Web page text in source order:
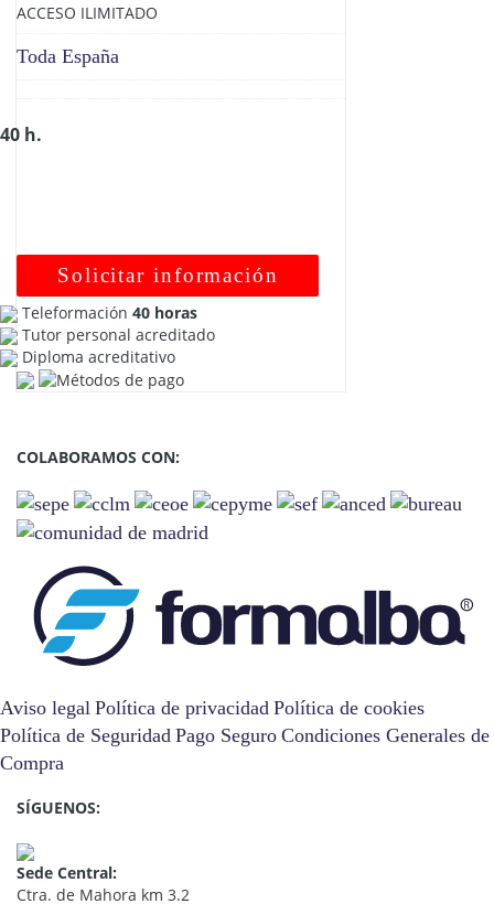
ACCESO ILIMITADO
Toda España
40 h.
Solicitar información
Teleformación40 horas
Tutor personal acreditado
Diploma acreditativo
COLABORAMOS CON:
Aviso legal Política de privacidad Política de cookies
Política de Seguridad Pago Seguro Condiciones Generales de
Compra
SÍGUENOS:
Sede Central:
Ctra. de Mahora km 3.2